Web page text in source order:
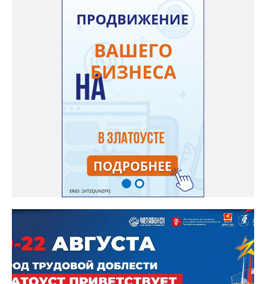
ресурсоснабжающей организацией, ЕДДС и иными службами»,
— сообщила начальник Главного управления ГЖИ Ирина
Настенко. В следующий раз, рекомендовали в
Госжилинспекции, службы должны действовать слаженно. И
оперативно делиться информацией со всеми
заинтересованными – от поставщика тепла до конечных
потребителей.